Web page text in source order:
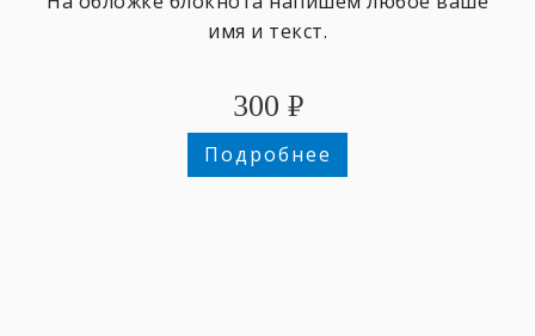
имя и текст.
300 ₽
Подробнее